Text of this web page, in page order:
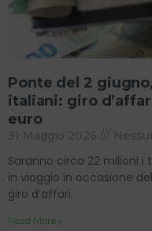
Ponte del 2
italiani: giro
euro
31 Maggio 2026
Saranno circa 22 milioni
in viaggio in occasione
giro d’affari
Read More »